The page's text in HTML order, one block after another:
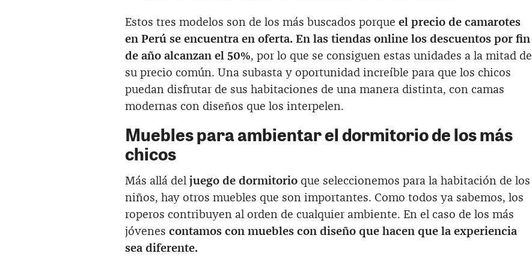
Estos tres modelos son de los más buscados porque el precio de camarotes
en Perú se encuentra en oferta. En las tiendas online los descuentos por fin
de año alcanzan el 50%, por lo que se consiguen estas unidades a la mitad de
su precio común. Una subasta y oportunidad increíble para que los chicos
puedan disfrutar de sus habitaciones de una manera distinta, con camas
modernas con diseños que los interpelen.
Muebles para ambientar el dormitorio de los más
chicos
Más allá del juego de dormitorio que seleccionemos para la habitación de los
niños, hay otros muebles que son importantes. Como todos ya sabemos, los
roperos contribuyen al orden de cualquier ambiente. En el caso de los más
jóvenes contamos con muebles con diseño que hacen que la experiencia
sea diferente.